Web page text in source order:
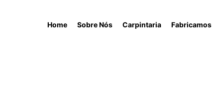
Home Sobre Nós Carpintaria Fabricamos